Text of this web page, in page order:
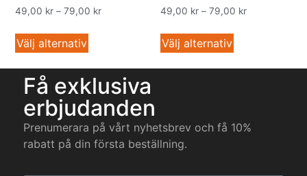
49,00 kr – 79,00 kr
Välj alternativ
49,00 kr – 79,00 kr
Välj alternativ
Få exklusiva
erbjudanden
Prenumerara på vårt nyhetsbrev och få 10%
rabatt på din första beställning.